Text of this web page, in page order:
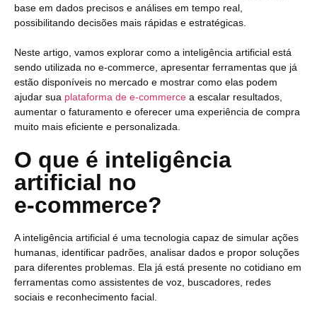
base em dados precisos e análises em tempo real,
possibilitando decisões mais rápidas e estratégicas.
Neste artigo, vamos explorar como a inteligência artificial está
sendo utilizada no e-commerce, apresentar ferramentas que já
estão disponíveis no mercado e mostrar como elas podem
ajudar sua plataforma de e-commerce a escalar resultados,
aumentar o faturamento e oferecer uma experiência de compra
muito mais eficiente e personalizada.
O que é inteligência
artificial no
e-commerce?
A inteligência artificial é uma tecnologia capaz de simular ações
humanas, identificar padrões, analisar dados e propor soluções
para diferentes problemas. Ela já está presente no cotidiano em
ferramentas como assistentes de voz, buscadores, redes
sociais e reconhecimento facial.